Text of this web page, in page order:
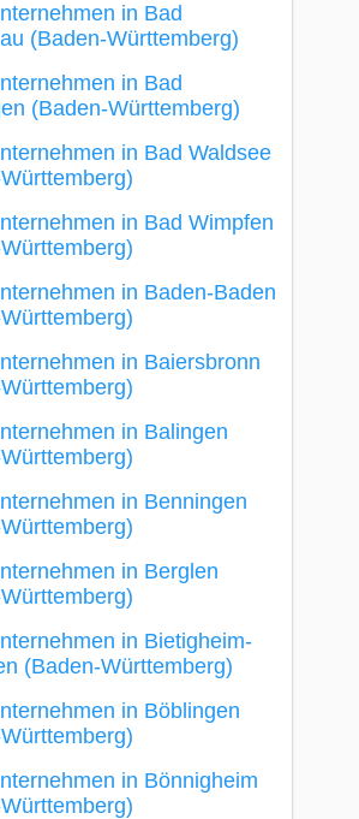
in Bad
(Baden-Württemberg)
in Bad
(Baden-Württemberg)
in Bad Waldsee
in Bad Wimpfen
in Baden-Baden
in Baiersbronn
in Balingen
in Benningen
in Berglen
in Bietigheim-
(Baden-Württemberg)
in Böblingen
in Bönnigheim